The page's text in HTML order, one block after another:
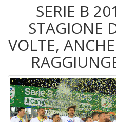
SERIE B
STAGIONE
VOLTE,